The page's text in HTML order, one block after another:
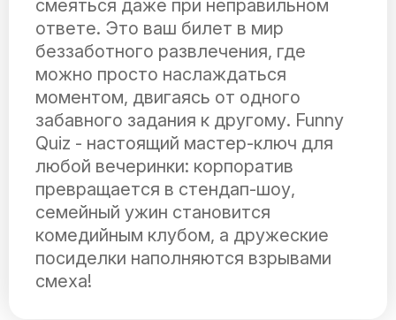
смеяться даже при неправильном
ответе. Это ваш билет в мир
беззаботного развлечения, где
можно просто наслаждаться
моментом, двигаясь от одного
забавного задания к другому. Funny
Quiz - настоящий мастер-ключ для
любой вечеринки: корпоратив
превращается в стендап-шоу,
семейный ужин становится
комедийным клубом, а дружеские
посиделки наполняются взрывами
смеха!